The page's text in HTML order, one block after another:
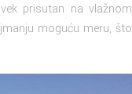
prisutan na vlažnom
moguću meru, što